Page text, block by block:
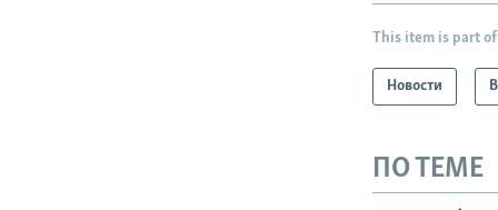
This item is part of
Новости
ПО ТЕМЕ